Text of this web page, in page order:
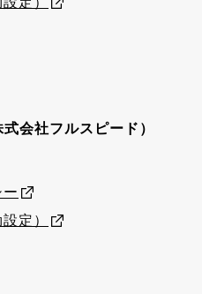
会社フルスピード）
定）